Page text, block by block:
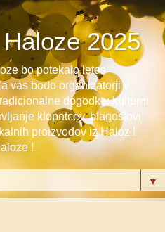
2025
bo potekalo letos
vas bodo organizatorji v
dogodke: kulturni
klopotcev, blagoslovi
proizvodov iz Haloz !
!
▼